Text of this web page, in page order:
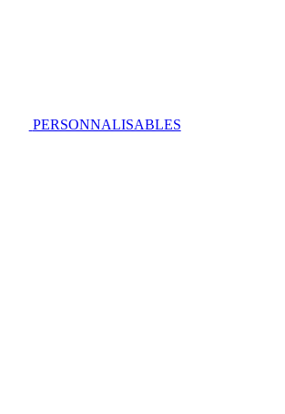
PERSONNALISABLES